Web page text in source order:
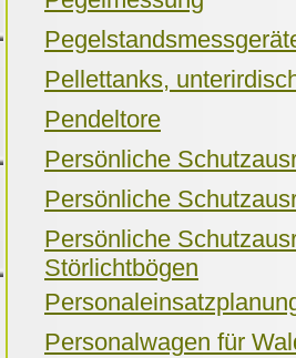
Pellettanks,
Pendeltore
Persönliche
Persönliche
Persönliche
Störlichtbögen
Personalwagen für